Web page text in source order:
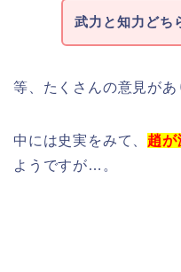
武力と知力どち
等、たくさんの意見があ
中には史実をみて、 趙が
ようですが…。